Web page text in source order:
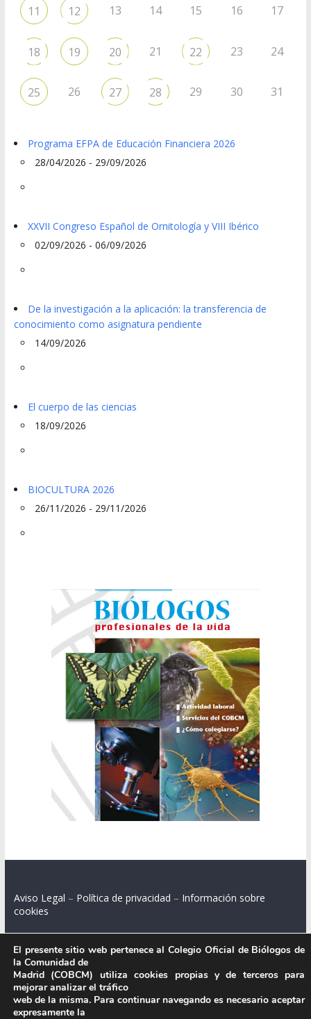
11 12 13 14 15 16 17
18 19 20 21 22 23 24
25 26 27 28 29 30 31
Programa EFPA de Educación Financiera 2026
28/04/2026 - 29/09/2026
XXVII Congreso Español de Ornitología y VIII Ibérico
02/09/2026 - 06/09/2026
De la investigación a la aplicación: la transferencia de
conocimiento como asignatura pendiente
14/09/2026
El cuerpo de las ciencias
18/09/2026
BIOCULTURA 2026
26/11/2026 - 29/11/2026
Aviso Legal – Política de privacidad – Información sobre
cookies
Colegio Oficial de Biólogos de la Comunidad de Madrid.
C/ Santa Engracia 108, 2º int.izq. 28003 Madrid.
El presente sitio web pertenece al Colegio Oficial de Biólogos de
la Comunidad de
Madrid (COBCM) utiliza cookies propias y de terceros para
mejorar analizar el tráfico
web de la misma. Para continuar navegando es necesario aceptar
expresamente la